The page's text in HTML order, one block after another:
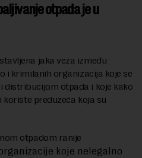
otpada je u
jaka veza između
i krimilanih organizacija koje se
distribucijom otpada i koje kako
preduzeća koja su
otpadom ranije
koje nelegalno